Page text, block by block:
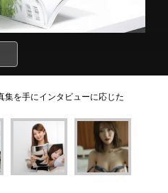
集を手にインタビューに応じた